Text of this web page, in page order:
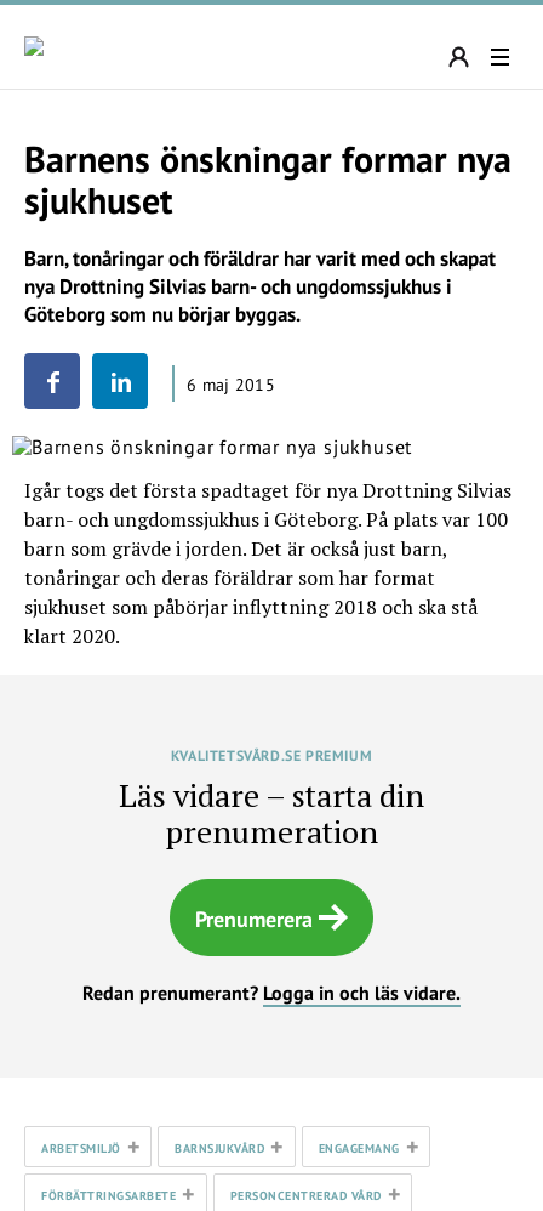
Barnens önskningar formar nya
sjukhuset
Barn, tonåringar och föräldrar har varit med och skapat
nya Drottning Silvias barn- och ungdomssjukhus i
Göteborg som nu börjar byggas.
6 maj 2015
Igår togs det första spadtaget för nya Drottning Silvias
barn- och ungdomssjukhus i Göteborg. På plats var 100
barn som grävde i jorden. Det är också just barn,
tonåringar och deras föräldrar som har format
sjukhuset som påbörjar inflyttning 2018 och ska stå
klart 2020.
KVALITETSVÅRD.SE PREMIUM
Läs vidare – starta din
prenumeration
Prenumerera
Redan prenumerant? Logga in och läs vidare.
ARBETSMILJÖ + BARNSJUKVÅRD + ENGAGEMANG +
FÖRBÄTTRINGSARBETE + PERSONCENTRERAD VÅRD +